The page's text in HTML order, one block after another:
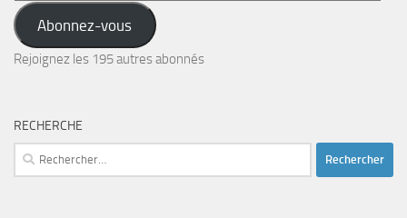
adresse
e-
mail
Abonnez-vous
Rejoignez les 195 autres abonnés
RECHERCHE
Rechercher :